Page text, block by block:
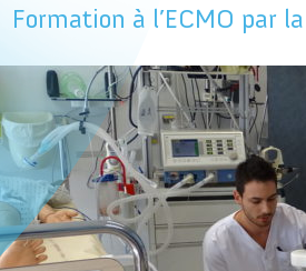
Formation à l’ECMO par